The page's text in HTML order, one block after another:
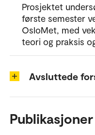
Prosjektet
første semester
OsloMet, med
teori og praksis
Avsluttede